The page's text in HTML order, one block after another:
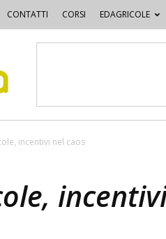
CONTATTI CORSI EDAGRICOLE
incentivi nel caos